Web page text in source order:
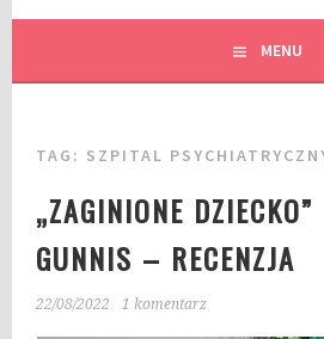
MENU
TAG: SZPITAL
„ZAGINIONE
GUNNIS – RECENZJA
22/08/2022 1 komentarz